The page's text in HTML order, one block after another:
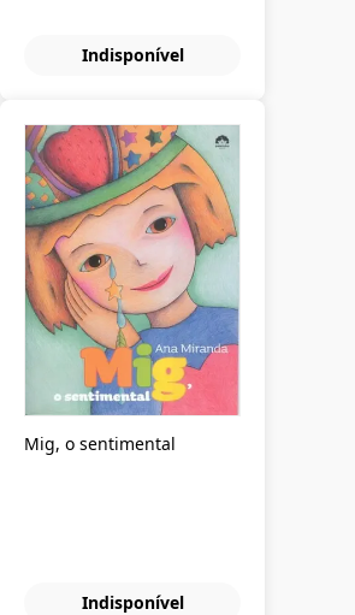
Indisponível
Mig, o sentimental
Indisponível